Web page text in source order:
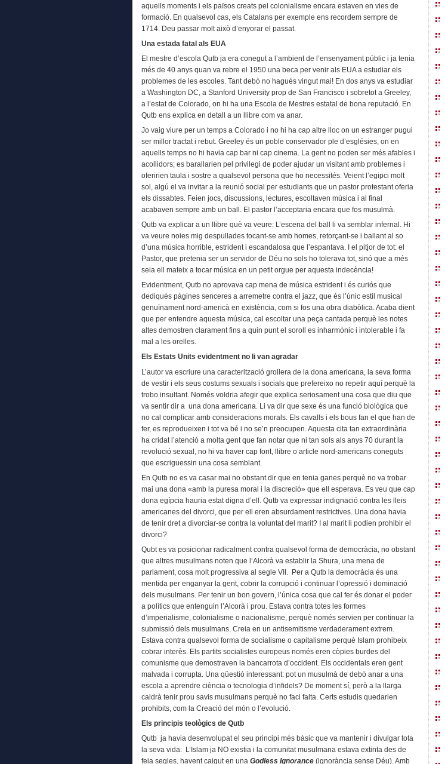
aquells moments i els països creats pel colonialisme encara estaven en vies de
formació. En qualsevol cas, els Catalans per exemple ens recordem sempre de
1714. Deu passar molt això d’enyorar el passat.
Una estada fatal als EUA
El mestre d’escola Qutb ja era conegut a l’ambient de l’ensenyament públic i ja tenia
més de 40 anys quan va rebre el 1950 una beca per venir als EUA a estudiar els
problemes de les escoles. Tant debò no hagués vingut mai! En dos anys va estudiar
a Washington DC, a Stanford University prop de San Francisco i sobretot a Greeley,
a l’estat de Colorado, on hi ha una Escola de Mestres estatal de bona reputació. En
Qutb ens explica en detall a un llibre com va anar.
Jo vaig viure per un temps a Colorado i no hi ha cap altre lloc on un estranger pugui
ser millor tractat i rebut. Greeley és un poble conservador ple d’esglésies, on en
aquells temps no hi havia cap bar ni cap cinema. La gent no poden ser més afables i
acollidors; es barallarien pel privilegi de poder ajudar un visitant amb problemes i
oferirien taula i sostre a qualsevol persona que ho necessités. Veient l’egipci molt
sol, algú el va invitar a la reunió social per estudiants que un pastor protestant oferia
els dissabtes. Feien jocs, discussions, lectures, escoltaven música i al final
acabaven sempre amb un ball. El pastor l’acceptaria encara que fos musulmà.
Qutb va explicar a un llibre què va veure: L’escena del ball li va semblar infernal. Hi
va veure noies mig despullades tocant-se amb homes, retorçant-se i ballant al so
d’una música horrible, estrident i escandalosa que l’espantava. I el pitjor de tot: el
Pastor, que pretenia ser un servidor de Déu no sols ho tolerava tot, sinó que a més
seia ell mateix a tocar música en un petit orgue per aquesta indecència!
Evidentment, Qutb no aprovava cap mena de música estrident i és curiós que
dediqués pàgines senceres a arremetre contra el jazz, que és l’únic estil musical
genuïnament nord-americà en existència, com si fos una obra diabòlica. Acaba dient
que per entendre aquesta música, cal escoltar una peça cantada perquè les notes
altes demostren clarament fins a quin punt el soroll es inharmònic i intolerable i fa
mal a les orelles.
Els Estats Units evidentment no li van agradar
L’autor va escriure una caracterització grollera de la dona americana, la seva forma
de vestir i els seus costums sexuals i socials que prefereixo no repetir aquí perquè la
trobo insultant. Només voldria afegir que explica seriosament una cosa que diu que
va sentir dir a una dona americana. Li va dir que sexe és una funció biològica que
no cal complicar amb consideracions morals. Els cavalls i els bous fan el que han de
fer, es reprodueixen i tot va bé i no se’n preocupen. Aquesta cita tan extraordinària
ha cridat l’atenció a molta gent que fan notar que ni tan sols als anys 70 durant la
revolució sexual, no hi va haver cap font, llibre o article nord-americans coneguts
que escriguessin una cosa semblant.
En Qutb no es va casar mai no obstant dir que en tenia ganes perquè no va trobar
mai una dona «amb la puresa moral i la discreció» que ell esperava. Es veu que cap
dona egípcia hauria estat digna d’ell. Qutb va expressar indignació contra les lleis
americanes del divorci, que per ell eren absurdament restrictives. Una dona havia
de tenir dret a divorciar-se contra la voluntat del marit? I al marit li podien prohibir el
divorci?
Qubt es va posicionar radicalment contra qualsevol forma de democràcia, no obstant
que altres musulmans noten que l’Alcorà va establir la Shura, una mena de
parlament, cosa molt progressiva al segle VII. Per a Qutb la democràcia és una
mentida per enganyar la gent, cobrir la corrupció i continuar l’opressió i dominació
dels musulmans. Per tenir un bon govern, l’única cosa que cal fer és donar el poder
a polítics que entenguin l’Alcorà i prou. Estava contra totes les formes
d’imperialisme, colonialisme o nacionalisme, perquè només servien per continuar la
submissió dels musulmans. Creia en un antisemitisme verdaderament extrem.
Estava contra qualsevol forma de socialisme o capitalisme perquè Islam prohibeix
cobrar interès. Els partits socialistes europeus només eren còpies burdes del
comunisme que demostraven la bancarrota d’occident. Els occidentals eren gent
malvada i corrupta. Una qüestió interessant: pot un musulmà de debò anar a una
escola a aprendre ciència o tecnologia d’infidels? De moment sí, però a la llarga
caldrà tenir prou savis musulmans perquè no faci falta. Certs estudis quedarien
prohibits, com la Creació del món o l’evolució.
Els principis teològics de Qutb
Qutb ja havia desenvolupat el seu principi més bàsic que va mantenir i divulgar tota
la seva vida: L’Islam ja NO existia i la comunitat musulmana estava extinta des de
feia segles, havent caigut en una Godless Ignorance (ignorància sense Déu). Amb